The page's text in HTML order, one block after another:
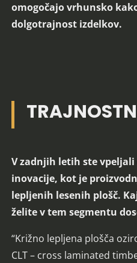
omogočajo vrhunsko
dolgotrajnost izdelkov.
V zadnjih letih ste
inovacije, kot je
lepljenih lesenih plošč.
želite v tem segmentu
“Križno lepljena plošča
CLT – cross laminated